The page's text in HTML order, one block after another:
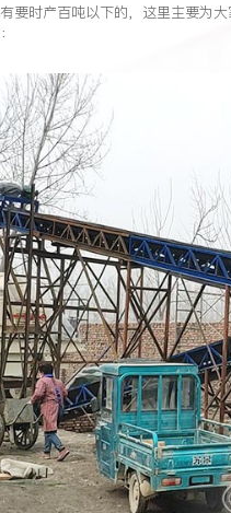
要时产百吨以下的，这里主要为